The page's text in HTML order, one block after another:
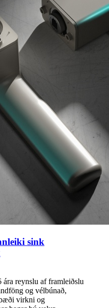
sink
reynslu af framleiðslu
og vélbúnað,
virkni og